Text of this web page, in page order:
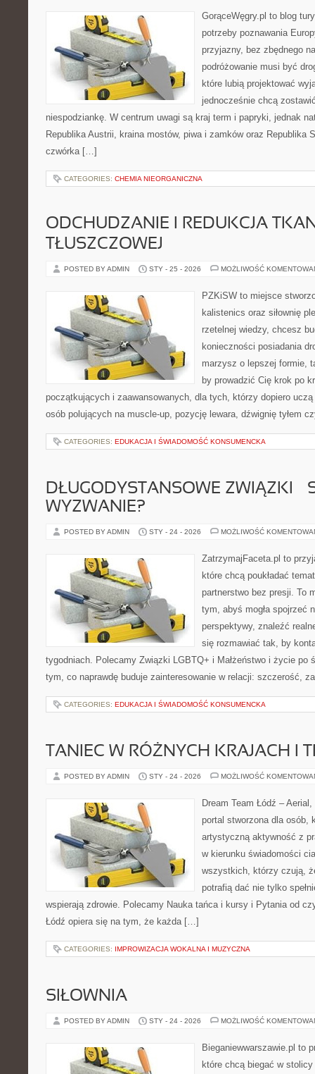
GorąceWęgry.pl to blog
potrzeby poznawania
przyjazny, bez zbędnego
podróżowanie musi być
które lubią projektować
jednocześnie chcą
niespodziankę. W centrum uwagi są kraj term i papryki, jednak
Republika Austrii, kraina mostów, piwa i zamków oraz Republika
czwórka […]
CATEGORIES: CHEMIA NIEORGANICZNA
ODCHUDZANIE I REDUKCJA
TŁUSZCZOWEJ
POSTED BY ADMIN STY - 25 - 2026 MOŻLIWOŚĆ
PZKiSW to miejsce
kalistenics oraz siłownię
rzetelnej wiedzy, chcesz
konieczności posiadania
marzysz o lepszej formie,
by prowadzić Cię krok po
początkujących i zaawansowanych, dla tych, którzy dopiero
osób polujących na muscle-up, pozycję lewara, dźwignię tyłem
CATEGORIES: EDUKACJA I ŚWIADOMOŚĆ KONSUMENCKA
DŁUGODYSTANSOWE ZWIĄZKI –
WYZWANIE?
POSTED BY ADMIN STY - 24 - 2026 MOŻLIWOŚĆ
ZatrzymajFaceta.pl to
które chcą poukładać
partnerstwo bez presji. To
tym, abyś mogła spojrzeć
perspektywy, znaleźć
się rozmawiać tak, by
tygodniach. Polecamy Związki LGBTQ+ i Małżeństwo i życie po
tym, co naprawdę buduje zainteresowanie w relacji: szczerość,
CATEGORIES: EDUKACJA I ŚWIADOMOŚĆ KONSUMENCKA
TANIEC W RÓŻNYCH KRAJACH I
POSTED BY ADMIN STY - 24 - 2026 MOŻLIWOŚĆ
Dream Team Łódź –
portal stworzona dla osób,
artystyczną aktywność z
w kierunku świadomości
wszystkich, którzy czują,
potrafią dać nie tylko
wspierają zdrowie. Polecamy Nauka tańca i kursy i Pytania od
Łódź opiera się na tym, że każda […]
CATEGORIES: IMPROWIZACJA WOKALNA I MUZYCZNA
SIŁOWNIA
POSTED BY ADMIN STY - 24 - 2026 MOŻLIWOŚĆ
Bieganiewwarszawie.pl to
które chcą biegać w